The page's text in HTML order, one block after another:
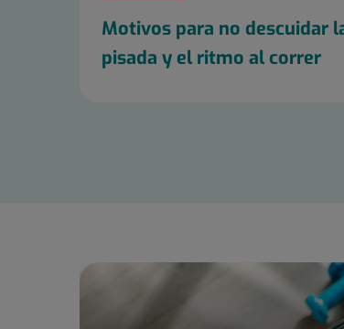
Motivos para no descuidar
pisada y el ritmo al correr